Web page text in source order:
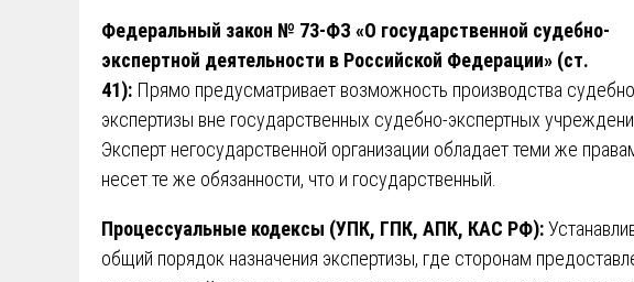
Федеральный закон № 73-ФЗ «О государственной судебно-
экспертной деятельности в Российской Федерации» (ст.
41): Прямо предусматривает возможность производства
экспертизы вне государственных судебно-экспертных
Эксперт негосударственной организации обладает теми же
несет те же обязанности, что и государственный.
Процессуальные кодексы (УПК, ГПК, АПК, КАС РФ):
общий порядок назначения экспертизы, где сторонам